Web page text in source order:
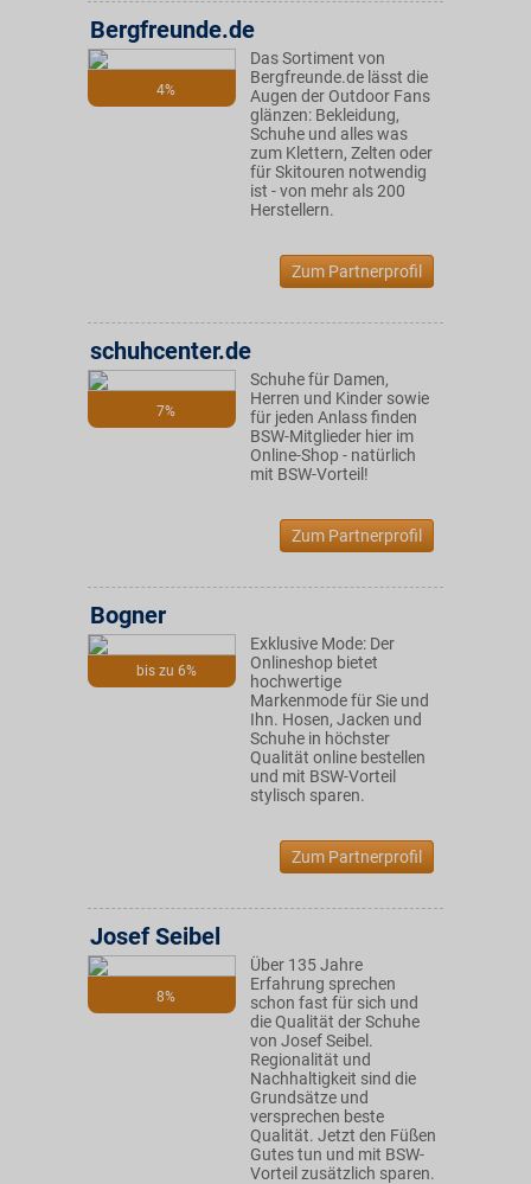
4%
Bergfreunde.de
Das Sortiment von
Bergfreunde.de lässt die
Augen der Outdoor Fans
glänzen: Bekleidung,
Schuhe und alles was
zum Klettern, Zelten oder
für Skitouren notwendig
ist - von mehr als 200
Herstellern.
Zum Partnerprofil
7%
schuhcenter.de
Schuhe für Damen,
Herren und Kinder sowie
für jeden Anlass finden
BSW-Mitglieder hier im
Online-Shop - natürlich
mit BSW-Vorteil!
Zum Partnerprofil
bis zu 6%
Bogner
Exklusive Mode: Der
Onlineshop bietet
hochwertige
Markenmode für Sie und
Ihn. Hosen, Jacken und
Schuhe in höchster
Qualität online bestellen
und mit BSW-Vorteil
stylisch sparen.
Zum Partnerprofil
8%
Josef Seibel
Über 135 Jahre
Erfahrung sprechen
schon fast für sich und
die Qualität der Schuhe
von Josef Seibel.
Regionalität und
Nachhaltigkeit sind die
Grundsätze und
versprechen beste
Qualität. Jetzt den Füßen
Gutes tun und mit BSW-
Vorteil zusätzlich sparen.